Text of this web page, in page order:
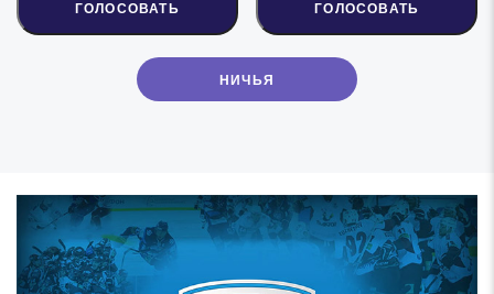
ГОЛОСОВАТЬ
НИЧЬЯ
ГОЛОСОВАТЬ